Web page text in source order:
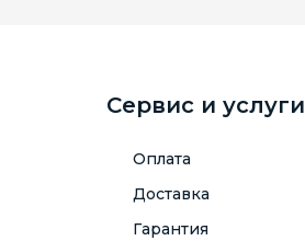
Сервис и услуги
Оплата
Доставка
Гарантия